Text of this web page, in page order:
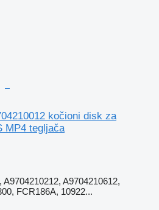
kočioni disk za
MP4 tegljača
A9704210612,
FCR186A, 10922...